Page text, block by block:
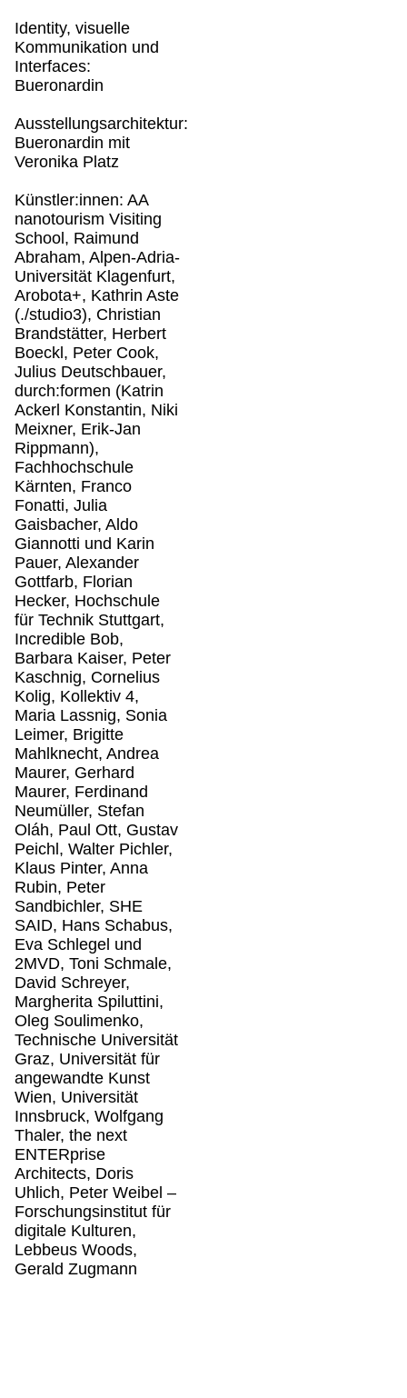
Identity, visuelle
Kommunikation und
Interfaces:
Bueronardin
Ausstellungsarchitektur:
Bueronardin mit
Veronika Platz
Künstler:innen: AA
nanotourism Visiting
School, Raimund
Abraham, Alpen-Adria-
Universität Klagenfurt,
Arobota+, Kathrin Aste
(./studio3), Christian
Brandstätter, Herbert
Boeckl, Peter Cook,
Julius Deutschbauer,
durch:formen (Katrin
Ackerl Konstantin, Niki
Meixner, Erik-Jan
Rippmann),
Fachhochschule
Kärnten, Franco
Fonatti, Julia
Gaisbacher, Aldo
Giannotti und Karin
Pauer, Alexander
Gottfarb, Florian
Hecker, Hochschule
für Technik Stuttgart,
Incredible Bob,
Barbara Kaiser, Peter
Kaschnig, Cornelius
Kolig, Kollektiv 4,
Maria Lassnig, Sonia
Leimer, Brigitte
Mahlknecht, Andrea
Maurer, Gerhard
Maurer, Ferdinand
Neumüller, Stefan
Oláh, Paul Ott, Gustav
Peichl, Walter Pichler,
Klaus Pinter, Anna
Rubin, Peter
Sandbichler, SHE
SAID, Hans Schabus,
Eva Schlegel und
2MVD, Toni Schmale,
David Schreyer,
Margherita Spiluttini,
Oleg Soulimenko,
Technische Universität
Graz, Universität für
angewandte Kunst
Wien, Universität
Innsbruck, Wolfgang
Thaler, the next
ENTERprise
Architects, Doris
Uhlich, Peter Weibel –
Forschungsinstitut für
digitale Kulturen,
Lebbeus Woods,
Gerald Zugmann